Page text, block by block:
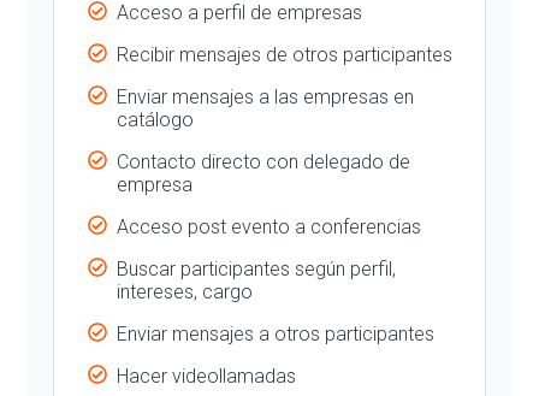
Acceso a perfil de empresas
Recibir mensajes de otros participantes
Enviar mensajes a las empresas en
catálogo
Contacto directo con delegado de
empresa
Acceso post evento a conferencias
Buscar participantes según perfil,
intereses, cargo
Enviar mensajes a otros participantes
Hacer videollamadas